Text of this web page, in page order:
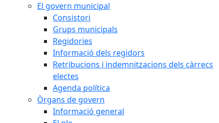
El govern municipal
Consistori
Grups municipals
Regidories
Informació dels regidors
Retribucions i indemnitzacions dels càrrecs
electes
Agenda política
Òrgans de govern
Informació general